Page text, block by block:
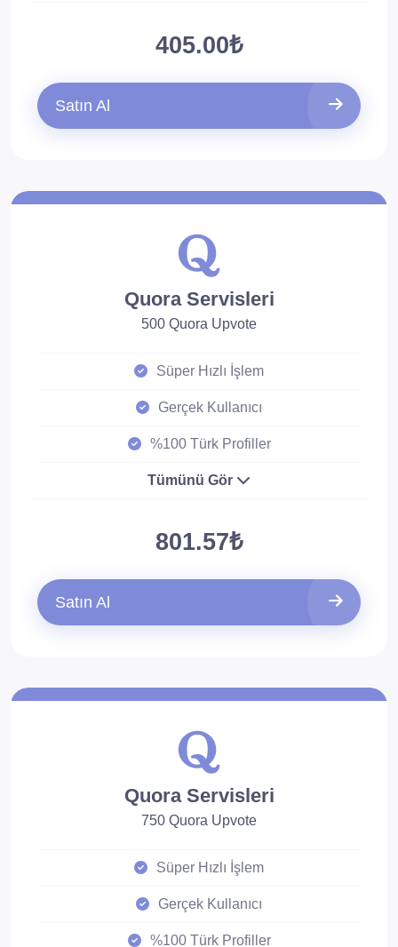
405.00₺
Satın Al
Quora Servisleri
500 Quora Upvote
Süper Hızlı İşlem
Gerçek Kullanıcı
%100 Türk Profiller
Tümünü Gör
801.57₺
Satın Al
Quora Servisleri
750 Quora Upvote
Süper Hızlı İşlem
Gerçek Kullanıcı
%100 Türk Profiller